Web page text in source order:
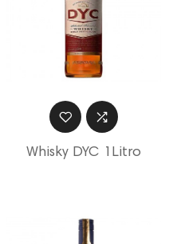
Whisky DYC 1Litro